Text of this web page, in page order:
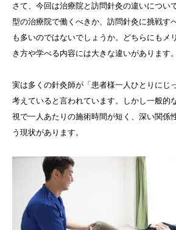
さて、今回は治療院と訪問針灸の違いについ
型の治療院で働くべきか、訪問針灸に挑戦す
も多いのではないでしょうか。どちらにもメ
き方や学べる内容には大きな違いがあります。
実は多くの針灸師が「患者様一人ひとりにじ
考えていると言われています。しかし一般的
視で一人あたりの施術時間が短く、深い関係
う現状があります。